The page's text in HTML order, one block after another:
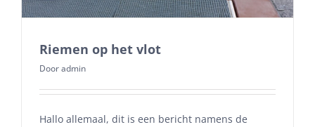
Riemen op het vlot
Dooradmin
Hallo allemaal, dit is een bericht namens de